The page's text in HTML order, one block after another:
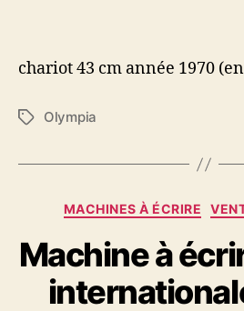
chariot 43 cm année 1970
Étiquettes
Olympia
MACHINES À ÉCRIRE
Machine à